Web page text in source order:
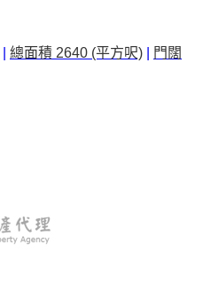
總面積 2640 (平方呎)
門闊